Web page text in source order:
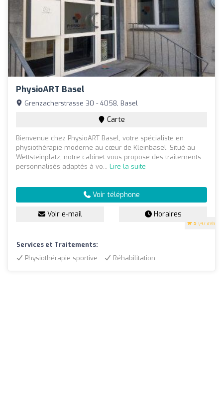
PhysioART Basel
5 (47 avis)
Grenzacherstrasse 30 - 4058, Basel
Carte
Bienvenue chez PhysioART Basel, votre spécialiste en
physiothérapie moderne au cœur de Kleinbasel. Situé au
Wettsteinplatz, notre cabinet vous propose des traitements
personnalisés adaptés à vo... Lire la suite
Voir téléphone
Voir e-mail Horaires
Services et Traitements:
Physiothérapie sportive
Réhabilitation